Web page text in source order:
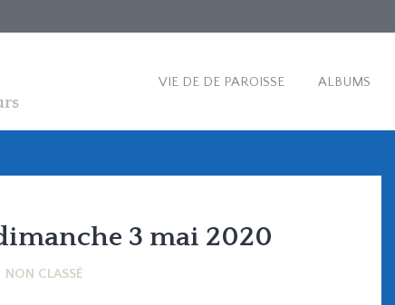
VIE DE DE PAROISSE ALBUMS
3 mai 2020
NON CLASSÉ